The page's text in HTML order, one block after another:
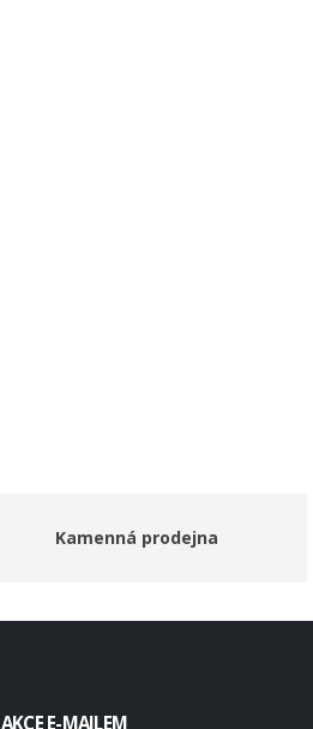
Kamenná prodejna
AKCE E-MAILEM